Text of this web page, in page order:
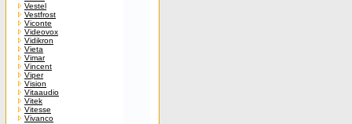
Vestel
Vestfrost
Viconte
Videovox
Vidikron
Vieta
Vimar
Vincent
Viper
Vision
Vitaaudio
Vitek
Vitesse
Vivanco